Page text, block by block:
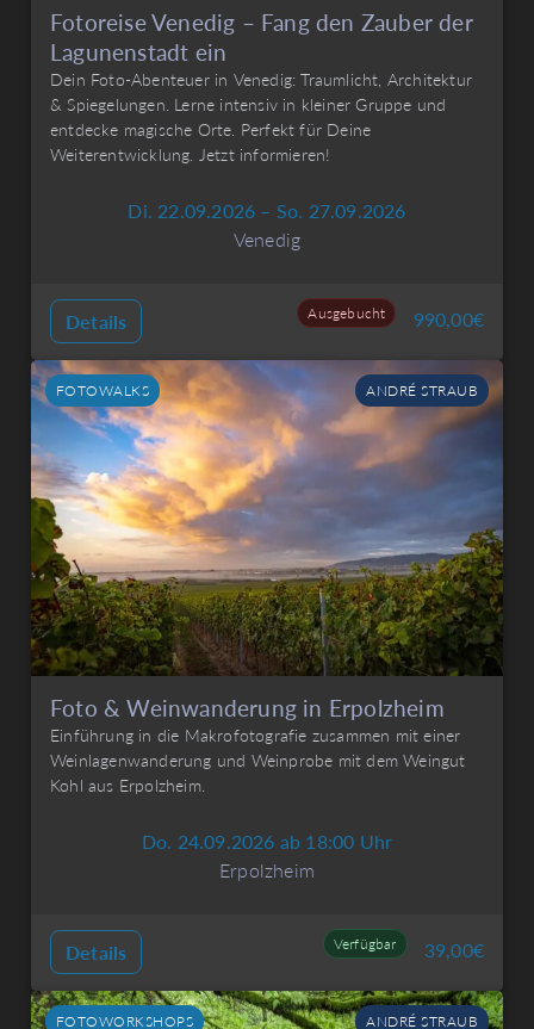
Fotoreise Venedig – Fang den Zauber der
Lagunenstadt ein
Dein Foto-Abenteuer in Venedig: Traumlicht, Architektur
& Spiegelungen. Lerne intensiv in kleiner Gruppe und
entdecke magische Orte. Perfekt für Deine
Weiterentwicklung. Jetzt informieren!
Di. 22.09.2026 – So. 27.09.2026
Venedig
Details Ausgebucht 990,00€
FOTOWALKS ANDRÉ STRAUB
Foto & Weinwanderung in Erpolzheim
Einführung in die Makrofotografie zusammen mit einer
Weinlagenwanderung und Weinprobe mit dem Weingut
Kohl aus Erpolzheim.
Do. 24.09.2026 ab 18:00 Uhr
Erpolzheim
Details Verfügbar 39,00€
FOTOWORKSHOPS ANDRÉ STRAUB